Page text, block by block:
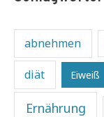
abnehmen
diät Eiweiß
Ernährung